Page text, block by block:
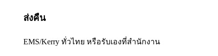
ส่งคืน
EMS/Kerry ทั่วไทย หรือรับเองที่สำนักงาน